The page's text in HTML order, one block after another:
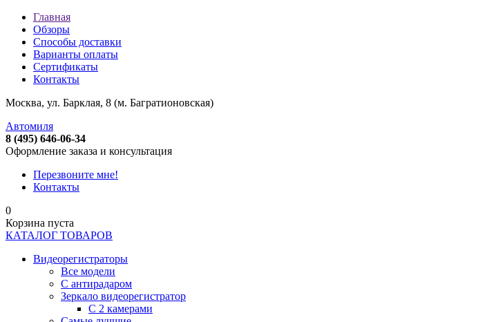
Главная
Обзоры
Способы доставки
Варианты оплаты
Сертификаты
Контакты
Москва, ул. Барклая, 8 (м. Багратионовская)
Автомиля
8 (495) 646-06-34
Оформление заказа и консультация
Перезвоните мне!
Контакты
0
Корзина пуста
КАТАЛОГ ТОВАРОВ
Видеорегистраторы
Все модели
C антирадаром
Зеркало видеорегистратор
С 2 камерами